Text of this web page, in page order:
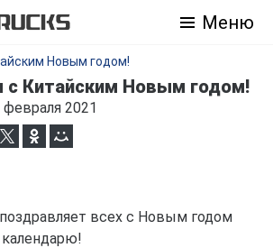
Меню
Новым годом!
с Китайским Новым годом!
2021
всех с Новым годом